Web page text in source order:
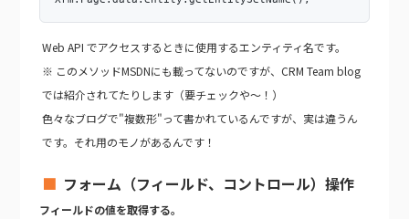
Web API でアクセスするときに使用するエンティティ名です。
※ このメソッドMSDNにも載ってないのですが、CRM Team blog
では紹介されてたりします （要チェックや～！）
色々なブログで"複数形"って書かれているんですが、実は違うん
です。それ用のモノがあるんです！
フォーム（フィールド、コントロール）操作
フィールドの値を取得する。